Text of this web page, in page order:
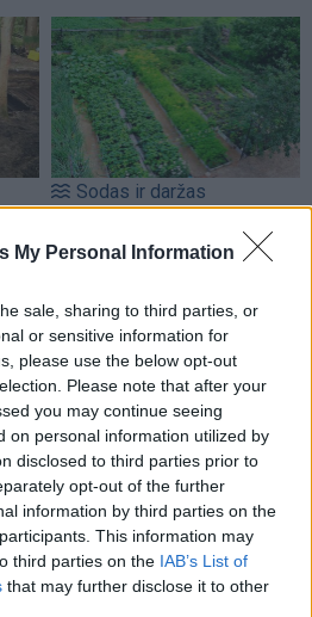
My Personal Information
sale, sharing to third parties, or
or sensitive information for
please use the below opt-out
Please note that after your
you may continue seeing
on personal information utilized by
disclosed to third parties prior to
opt-out of the further
information by third parties on the
This information may
third parties on the IAB’s List of
that may further disclose it to other
(3)
Sodas ir daržas
padeda, o kada yra
Horoskopai
Rugpjūtis pagal gimimo
mėnesį: kas jūsų laukia?